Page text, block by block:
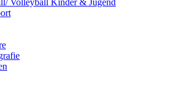
Volleyball Kinder & Jugend